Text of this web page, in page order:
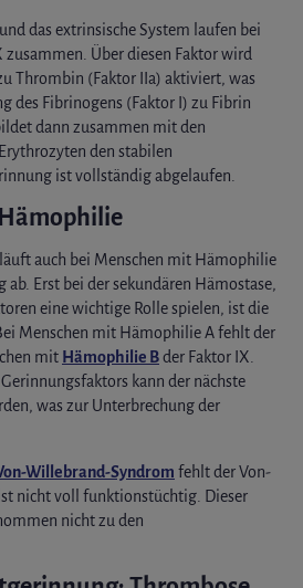
das extrinsische System laufen bei
Über diesen Faktor wird
Thrombin (Faktor IIa) aktiviert, was
des Fibrinogens (Faktor I) zu Fibrin
dann zusammen mit den
den stabilen
ist vollständig abgelaufen.
auch bei Menschen mit Hämophilie
Erst bei der sekundären Hämostase,
eine wichtige Rolle spielen, ist die
Menschen mit Hämophilie A fehlt der
mit Hämophilie Bder Faktor IX.
kann der nächste
was zur Unterbrechung der
Willebrand-Syndrom fehlt der Von-
nicht voll funktionstüchtig. Dieser
nicht zu den